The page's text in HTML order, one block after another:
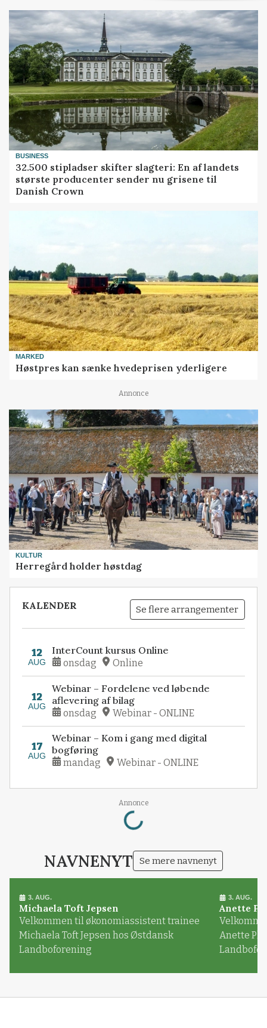
BUSINESS
32.500 stipladser skifter slagteri: En af landets
største producenter sender nu grisene til
Danish Crown
MARKED
Høstpres kan sænke hvedeprisen yderligere
Annonce
KULTUR
Herregård holder høstdag
KALENDER Se flere arrangementer
12
AUG
InterCount kursus Online
onsdag Online
12
AUG
Webinar – Fordelene ved løbende
aflevering af bilag
onsdag Webinar - ONLINE
17
AUG
Webinar – Kom i gang med digital
bogføring
mandag Webinar - ONLINE
Annonce
Loading...
NAVNENYT Se mere navnenyt
3. AUG.
Michaela Toft Jepsen
Velkommen til økonomiassistent trainee
Michaela Toft Jepsen hos Østdansk
Landboforening
3. AUG.
Anette
Anette